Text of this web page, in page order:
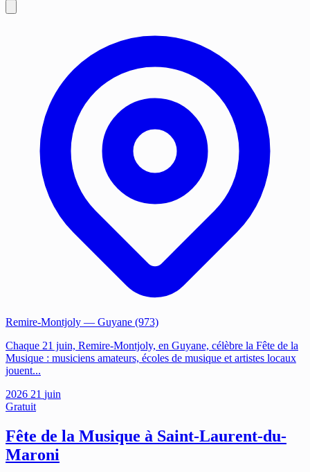
Remire-Montjoly — Guyane (973)
Chaque 21 juin, Remire-Montjoly, en Guyane, célèbre la Fête de la
Musique : musiciens amateurs, écoles de musique et artistes locaux
jouent...
2026 21 juin
Gratuit
Fête de la Musique à Saint-Laurent-du-
Maroni